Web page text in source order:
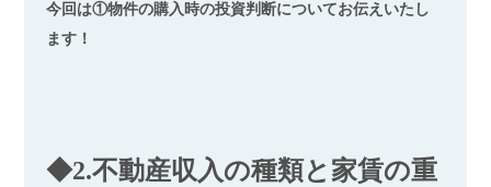
今回は①物件の購入時の投資判断についてお伝えいたし
ます！
◆2.不動産収入の種類と家賃の重